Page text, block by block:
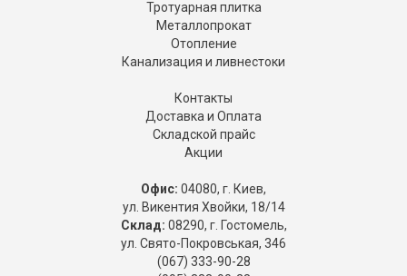
Тротуарная плитка
Металлопрокат
Отопление
Канализация и ливнестоки
Контакты
Доставка и Оплата
Складской прайс
Акции
Офис: 04080, г. Киев,
ул. Викентия Хвойки, 18/14
Склад: 08290, г. Гостомель,
ул. Свято-Покровськая, 346
(067) 333-90-28